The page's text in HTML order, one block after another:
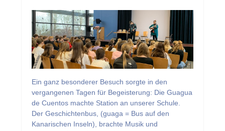
Ein ganz besonderer Besuch sorgte in den
vergangenen Tagen für Begeisterung: Die Guagua
de Cuentos machte Station an unserer Schule.
Der Geschichtenbus, (guaga = Bus auf den
Kanarischen Inseln), brachte Musik und